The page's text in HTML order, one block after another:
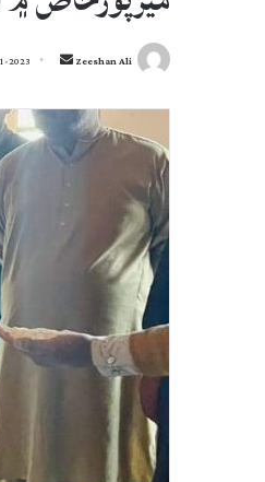
Zeeshan Ali
Send
email
2023